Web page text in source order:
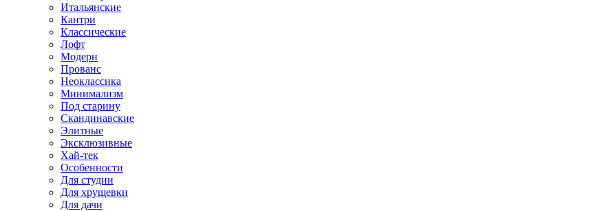
Итальянские
Кантри
Классические
Лофт
Модерн
Прованс
Неоклассика
Минимализм
Под старину
Скандинавские
Элитные
Эксклюзивные
Хай-тек
Особенности
Для студии
Для хрущевки
Для дачи